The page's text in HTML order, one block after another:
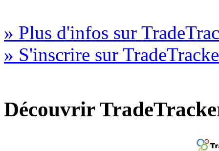
» Plus d'infos sur
» S'inscrire sur
Découvrir